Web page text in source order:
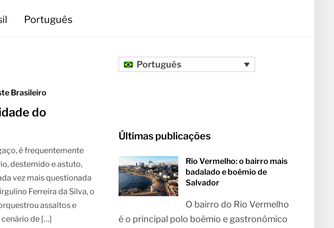
Português
Brasileiro
do
é frequentemente
destemido e astuto,
vez mais questionada
Ferreira da Silva, o
assaltos e
de […]
Português
Últimas publicações
Rio Vermelho: o bairro mais
badalado e boêmio de
Salvador
O bairro do Rio Vermelho
é o principal polo boêmio e gastronômico